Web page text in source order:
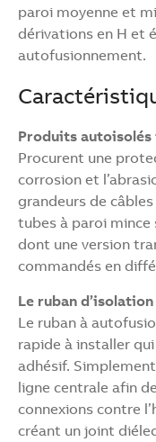
paroi moyenne et
dérivations en H et
autofusionnement.
Produits
Procurent une
corrosion et
grandeurs de
tubes à paroi mince
dont une version
commandés en
Le ruban
Le ruban à
rapide à installer
adhésif.
ligne centrale afin
connexions contre
créant un joint